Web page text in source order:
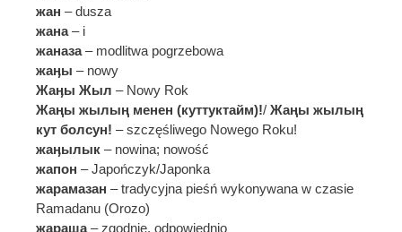
жан – dusza
жана– i
жаназа– modlitwa pogrzebowa
жаӊы – nowy
Жаӊы Жыл – Nowy Rok
Жаңы жылың менен (куттуктайм)!/ Жаңы жылың
кут болсун! – szczęśliwego Nowego Roku!
жаӊылык – nowina; nowość
жапон – Japończyk/Japonka
жарамазан – tradycyjna pieśń wykonywana w czasie
Ramadanu (Orozo)
жараша– zgodnie, odpowiednio